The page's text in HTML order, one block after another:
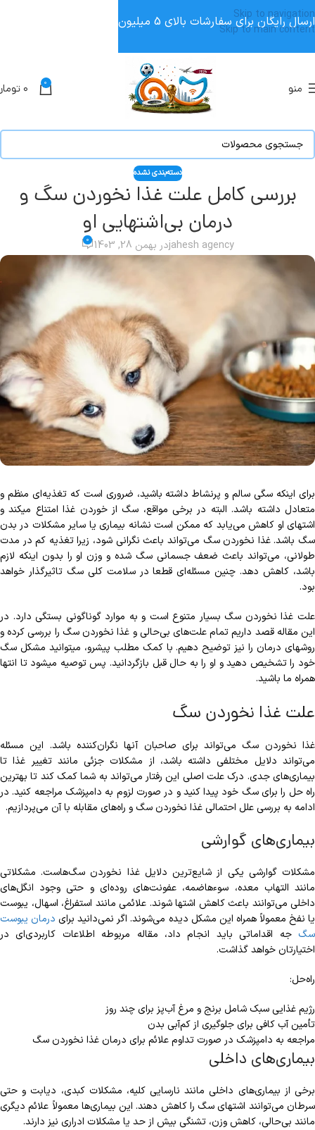
Skip to navigation
Skip to main content
منو 0 ۰
دسته‌بندی نشده
بررسی کامل علت غذا نخوردن سگ و
درمان بی‌اشتهایی او
jahesh agencyدر بهمن 28, 1403 0
برای اینکه سگی سالم و پرنشاط داشته باشید، ضروری است که تغذیه‌ای منظم و
متعادل داشته باشد. البته در برخی مواقع، سگ از خوردن غذا امتناع می‎کند و
اشتهای او کاهش می‌‎یابد که ممکن است نشانه‎ بیماری یا سایر مشکلات در بدن
سگ باشد. غذا نخوردن سگ می‌تواند باعث نگرانی شود، زیرا تغذیه کم در مدت
طولانی، می‌تواند باعث ضعف جسمانی سگ شده و وزن او را بدون اینکه لازم
باشد، کاهش دهد. چنین مسئله‎‌‌ای قطعا در سلامت کلی سگ تاثیرگذار خواهد
بود.
علت غذا نخوردن سگ‌ بسیار متنوع است و به موارد گوناگونی بستگی دارد. در
این مقاله قصد داریم تمام علت‌‎های بی‌حالی و غذا نخوردن سگ را بررسی کرده و
روش‎های درمان را نیز توضیح دهیم. با کمک مطلب پیش‏رو، می‎توانید مشکل سگ
خود را تشخیص دهید و او را به حال قبل بازگردانید. پس توصیه می‎شود تا انتها
همراه ما باشید.
علت غذا نخوردن سگ
غذا نخوردن سگ می‌تواند برای صاحبان آنها نگران‌کننده باشد. این مسئله
می‌تواند دلایل مختلفی داشته باشد، از مشکلات جزئی مانند تغییر غذا تا
بیماری‌های جدی. درک علت اصلی این رفتار می‌تواند به شما کمک کند تا بهترین
راه حل را برای سگ خود پیدا کنید و در صورت لزوم به دامپزشک مراجعه کنید. در
ادامه به بررسی علل احتمالی غذا نخوردن سگ و راه‌های مقابله با آن می‌پردازیم.
بیماری‌های گوارشی
مشکلات گوارشی یکی از شایع‌ترین دلایل غذا نخوردن سگ‌هاست. مشکلاتی
مانند التهاب معده، سوءهاضمه، عفونت‌های روده‌ای و حتی وجود انگل‌های
داخلی می‌توانند باعث کاهش اشتها شوند. علائمی مانند استفراغ، اسهال، یبوست
یا نفخ معمولاً همراه این مشکل دیده می‌شوند. اگر نمی‌دانید برای درمان یبوست
سگ جه اقداماتی باید انجام داد، مقاله مربوطه اطلاعات کاربردی‌ای در
اختیارتان خواهد گذاشت.
راه‌حل:
رژیم غذایی سبک شامل برنج و مرغ آب‌پز برای چند روز
تأمین آب کافی برای جلوگیری از کم‌آبی بدن
مراجعه به دامپزشک در صورت تداوم علائم برای درمان غذا نخوردن سگ
بیماری‌های داخلی
برخی از بیماری‌های داخلی مانند نارسایی کلیه، مشکلات کبدی، دیابت و حتی
سرطان می‌توانند اشتهای سگ را کاهش دهند. این بیماری‌ها معمولاً علائم دیگری
مانند بی‌حالی، کاهش وزن، تشنگی بیش از حد یا مشکلات ادراری نیز دارند.
ارسال رایگان برای سفارشات بالای 5 میلیون